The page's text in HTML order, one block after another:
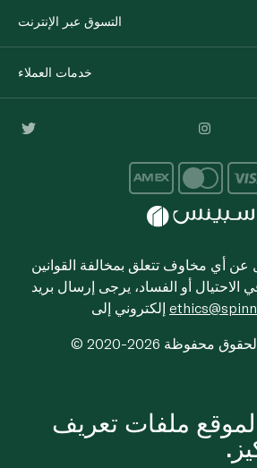
التسوق عبر الإنترنت
خدمات العملاء
عن أي مخاوف تتعلق بمخالفة القوانين
في الاحتيال أو الفساد، يرجى إرسال بريد
كل الحقوق محفوظة
ملفات تعريف